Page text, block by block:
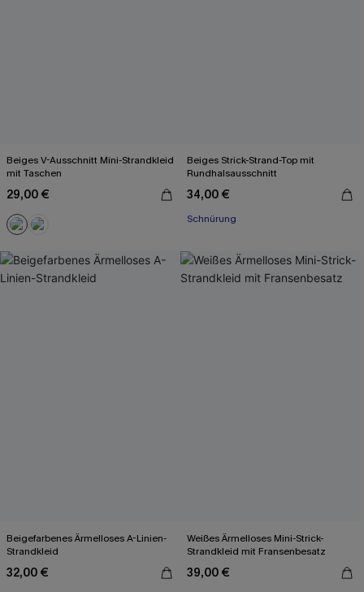
Beiges V-Ausschnitt Mini-Strandkleid
mit Taschen
29,00 €
Beiges Strick-Strand-Top mit
Rundhalsausschnitt
34,00 €
Schnürung
Beigefarbenes Ärmelloses A-Linien-
Strandkleid
32,00 €
Weißes Ärmelloses Mini-Strick-
Strandkleid mit Fransenbesatz
39,00 €